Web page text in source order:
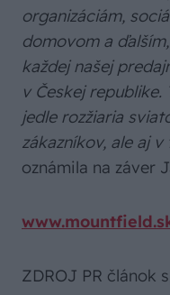
organizáciám,
domovom a
každej našej
v Českej republike.
jedle rozžiaria
zákazníkov, ale aj
oznámila na záver
ZDROJ PR článok